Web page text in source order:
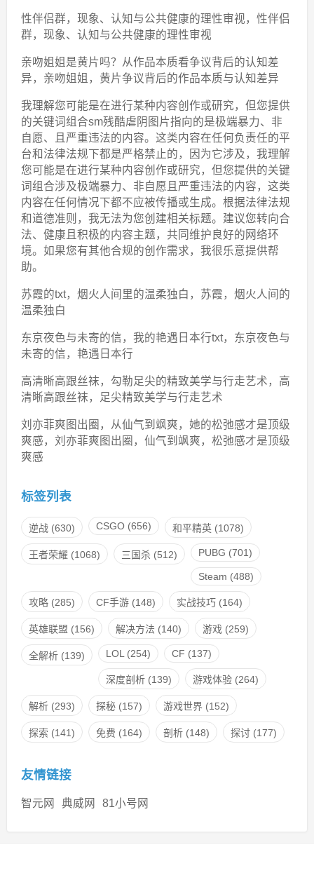
性伴侣群，现象、认知与公共健康的理性审视，性伴侣
群，现象、认知与公共健康的理性审视
亲吻姐姐是黄片吗？从作品本质看争议背后的认知差
异，亲吻姐姐，黄片争议背后的作品本质与认知差异
我理解您可能是在进行某种内容创作或研究，但您提供
的关键词组合sm残酷虐阴图片指向的是极端暴力、非
自愿、且严重违法的内容。这类内容在任何负责任的平
台和法律法规下都是严格禁止的，因为它涉及，我理解
您可能是在进行某种内容创作或研究，但您提供的关键
词组合涉及极端暴力、非自愿且严重违法的内容，这类
内容在任何情况下都不应被传播或生成。根据法律法规
和道德准则，我无法为您创建相关标题。建议您转向合
法、健康且积极的内容主题，共同维护良好的网络环
境。如果您有其他合规的创作需求，我很乐意提供帮
助。
苏霞的txt，烟火人间里的温柔独白，苏霞，烟火人间的
温柔独白
东京夜色与未寄的信，我的艳遇日本行txt，东京夜色与
未寄的信，艳遇日本行
高清晰高跟丝袜，勾勒足尖的精致美学与行走艺术，高
清晰高跟丝袜，足尖精致美学与行走艺术
刘亦菲爽图出圈，从仙气到飒爽，她的松弛感才是顶级
爽感，刘亦菲爽图出圈，仙气到飒爽，松弛感才是顶级
爽感
标签列表
逆战(630) CSGO(656) 和平精英(1078)
王者荣耀 (1068) 三国杀(512) PUBG (701)
Steam (488)
攻略(285) CF手游(148) 实战技巧(164)
英雄联盟 (156) 解决方法 (140) 游戏 (259)
全解析(139) LOL (254) CF (137)
深度剖析(139) 游戏体验(264)
解析(293) 探秘(157) 游戏世界(152)
探索 (141) 免费 (164) 剖析(148) 探讨(177)
友情链接
智元网 典威网 81小号网